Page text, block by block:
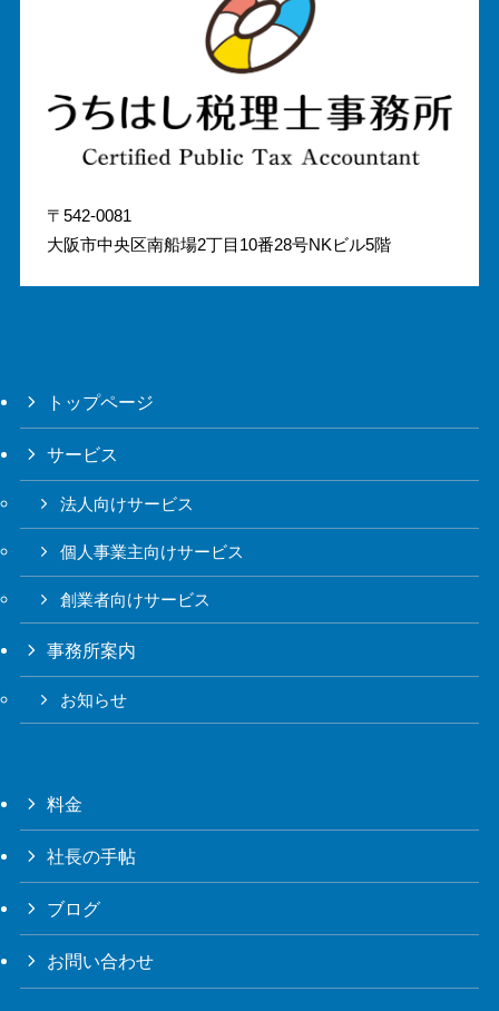
〒542-0081
大阪市中央区南船場2丁目10番28号NKビル5階
トップページ
サービス
法人向けサービス
個人事業主向けサービス
創業者向けサービス
事務所案内
お知らせ
料金
社長の手帖
ブログ
お問い合わせ